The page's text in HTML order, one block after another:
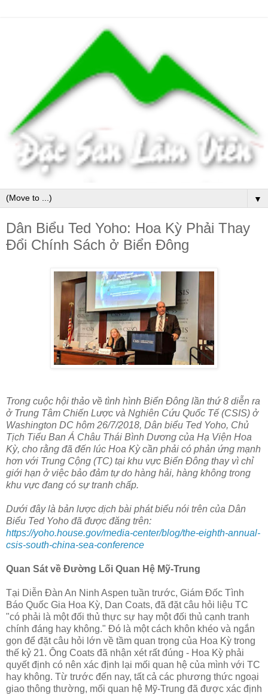
▼
Dân Biểu Ted Yoho: Hoa Kỳ Phải Thay
Đổi Chính Sách ở Biển Đông
Trong cuộc hội thảo về tình hình Biển Đông lần thứ 8 diễn ra
ở Trung Tâm Chiến Lược và Nghiên Cứu Quốc Tế (CSIS) ở
Washington DC hôm 26/7/2018, Dân biểu Ted Yoho, Chủ
Tịch Tiểu Ban Á Châu Thái Bình Dương của Hạ Viện Hoa
Kỳ, cho rằng đã đến lúc Hoa Kỳ cần phải có phản ứng mạnh
hơn với Trung Cộng (TC) tại khu vực Biển Đông thay vì chỉ
giới hạn ở việc bảo đảm tự do hàng hải, hàng không trong
khu vực đang có sự tranh chấp.
Dưới đây là bản lược dịch bài phát biểu nói trên của Dân
Biểu Ted Yoho đã được đăng trên:
https://yoho.house.gov/media-center/blog/the-eighth-annual-
csis-south-china-sea-conference
Quan Sát về Đường Lối Quan Hệ Mỹ-Trung
Tại Diễn Đàn An Ninh Aspen tuần trước, Giám Đốc Tình
Báo Quốc Gia Hoa Kỳ, Dan Coats, đã đặt câu hỏi liệu TC
"có phải là một đối thủ thực sự hay một đối thủ cạnh tranh
chính đáng hay không." Đó là một cách khôn khéo và ngắn
gọn để đặt câu hỏi lớn về tầm quan trọng của Hoa Kỳ trong
thế kỷ 21. Ông Coats đã nhận xét rất đúng - Hoa Kỳ phải
quyết định có nên xác định lại mối quan hệ của mình với TC
hay không. Từ trước đến nay, tất cả các phương thức ngoại
giao thông thường, mối quan hệ Mỹ-Trung đã được xác định